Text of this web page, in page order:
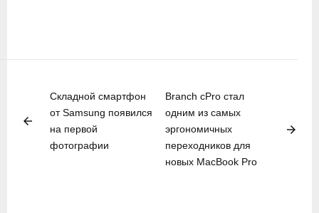
arrow_back
Складной смартфон
от Samsung появился
на первой
фотографии
Branch cPro стал
одним из самых
эргономичных
переходников для
новых MacBook Pro
arrow_forward